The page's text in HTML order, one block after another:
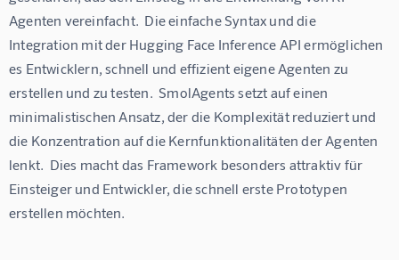
Agenten vereinfacht.  Die einfache Syntax und die
Integration mit der Hugging Face Inference API ermöglichen
es Entwicklern, schnell und effizient eigene Agenten zu
erstellen und zu testen.  SmolAgents setzt auf einen
minimalistischen Ansatz, der die Komplexität reduziert und
die Konzentration auf die Kernfunktionalitäten der Agenten
lenkt.  Dies macht das Framework besonders attraktiv für
Einsteiger und Entwickler, die schnell erste Prototypen
erstellen möchten.